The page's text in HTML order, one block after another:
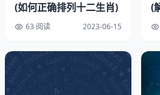
四、属兔人的感情运势
惜自己的爱情，保持良沟通和信任
和伴侣之间的感情，理解和支持对
定。属兔人也需要更加注重自己的
(如何正确排列十二生肖)
63 阅读 2023-06-15
(